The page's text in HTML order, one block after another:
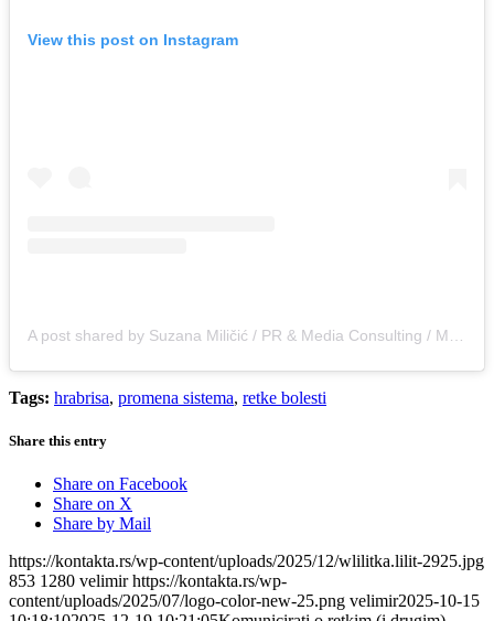
View this post on Instagram
Tags: hrabrisa, promena sistema, retke bolesti
Share this entry
Share on Facebook
Share on X
Share by Mail
https://kontakta.rs/wp-content/uploads/2025/12/wlilitka.lilit-2925.jpg
853 1280 velimir https://kontakta.rs/wp-
content/uploads/2025/07/logo-color-new-25.png velimir2025-10-15